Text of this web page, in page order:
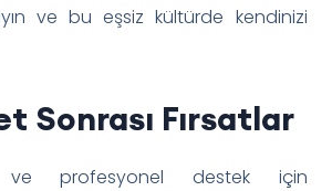
ve bu eşsiz kültürde kendinizi
Sonrası Fırsatlar
ve profesyonel destek için